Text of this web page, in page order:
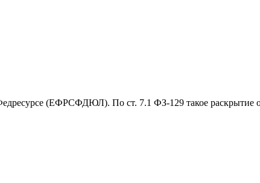
(ЕФРСФДЮЛ). По ст. 7.1 ФЗ-129 такое раскрытие